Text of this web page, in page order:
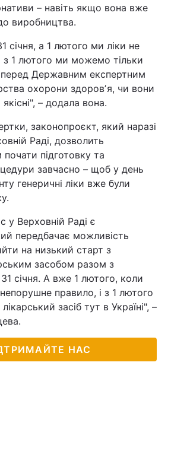
– навіть якщо вона вже
виробництва.
січня, а 1 лютого ми ліки не
1 лютого ми можемо тільки
Державним експертним
охорони здоровʼя, чи вони
– додала вона.
законопроєкт, який наразі
Раді, дозволить
підготовку та
завчасно – щоб у день
генеричні ліки вже були
у Верховній Раді є
передбачає можливість
на низький старт з
засобом разом з
січня. А вже 1 лютого, коли
правило, і з 1 лютого
засіб тут в Україні", –
НАС